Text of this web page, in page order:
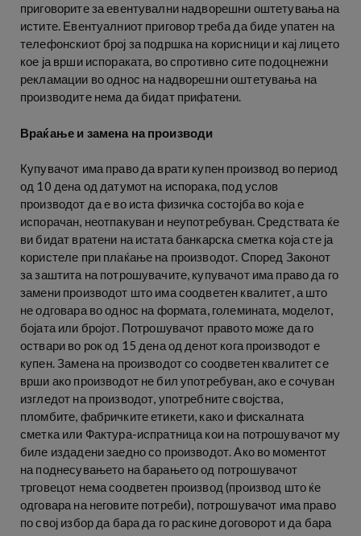
приговорите за евентувални надворешни оштетувања на
истите. Евентуалниот приговор треба да биде упатен на
телефонскиот број за подршка на корисници и кај лицето
кое ја врши испораката, во спротивно сите подоцнежни
рекламации во однос на надворешни оштетувања на
производите нема да бидат прифатени.
Враќање и замена на производи
Купувачот има право да врати купен производ во период
од 10 дена од датумот на испорака, под услов
производот да е во иста физичка состојба во која е
испорачан, неотпакуван и неупотребуван. Средствата ќе
ви бидат вратени на истата банкарска сметка која сте ја
користеле при плаќање на производот. Според Законот
за заштита на потрошувачите, купувачот има право да го
замени производот што има соодветен квалитет, а што
не одговара во однос на формата, големината, моделот,
бојата или бројот. Потрошувачот правото може да го
оствари во рок од 15 дена од денот кога производот е
купен. Замена на производот со соодветен квалитет се
врши ако производот не бил употребуван, ако е сочуван
изгледот на производот, употребните својства,
пломбите, фабричките етикети, како и фискалната
сметка или Фактура-испратница кои на потрошувачот му
биле издадени заедно со производот. Ако во моментот
на поднесувањето на барањето од потрошувачот
трговецот нема соодветен производ (производ што ќе
одговара на неговите потреби), потрошувачот има право
по свој избор да бара да го раскине договорот и да бара